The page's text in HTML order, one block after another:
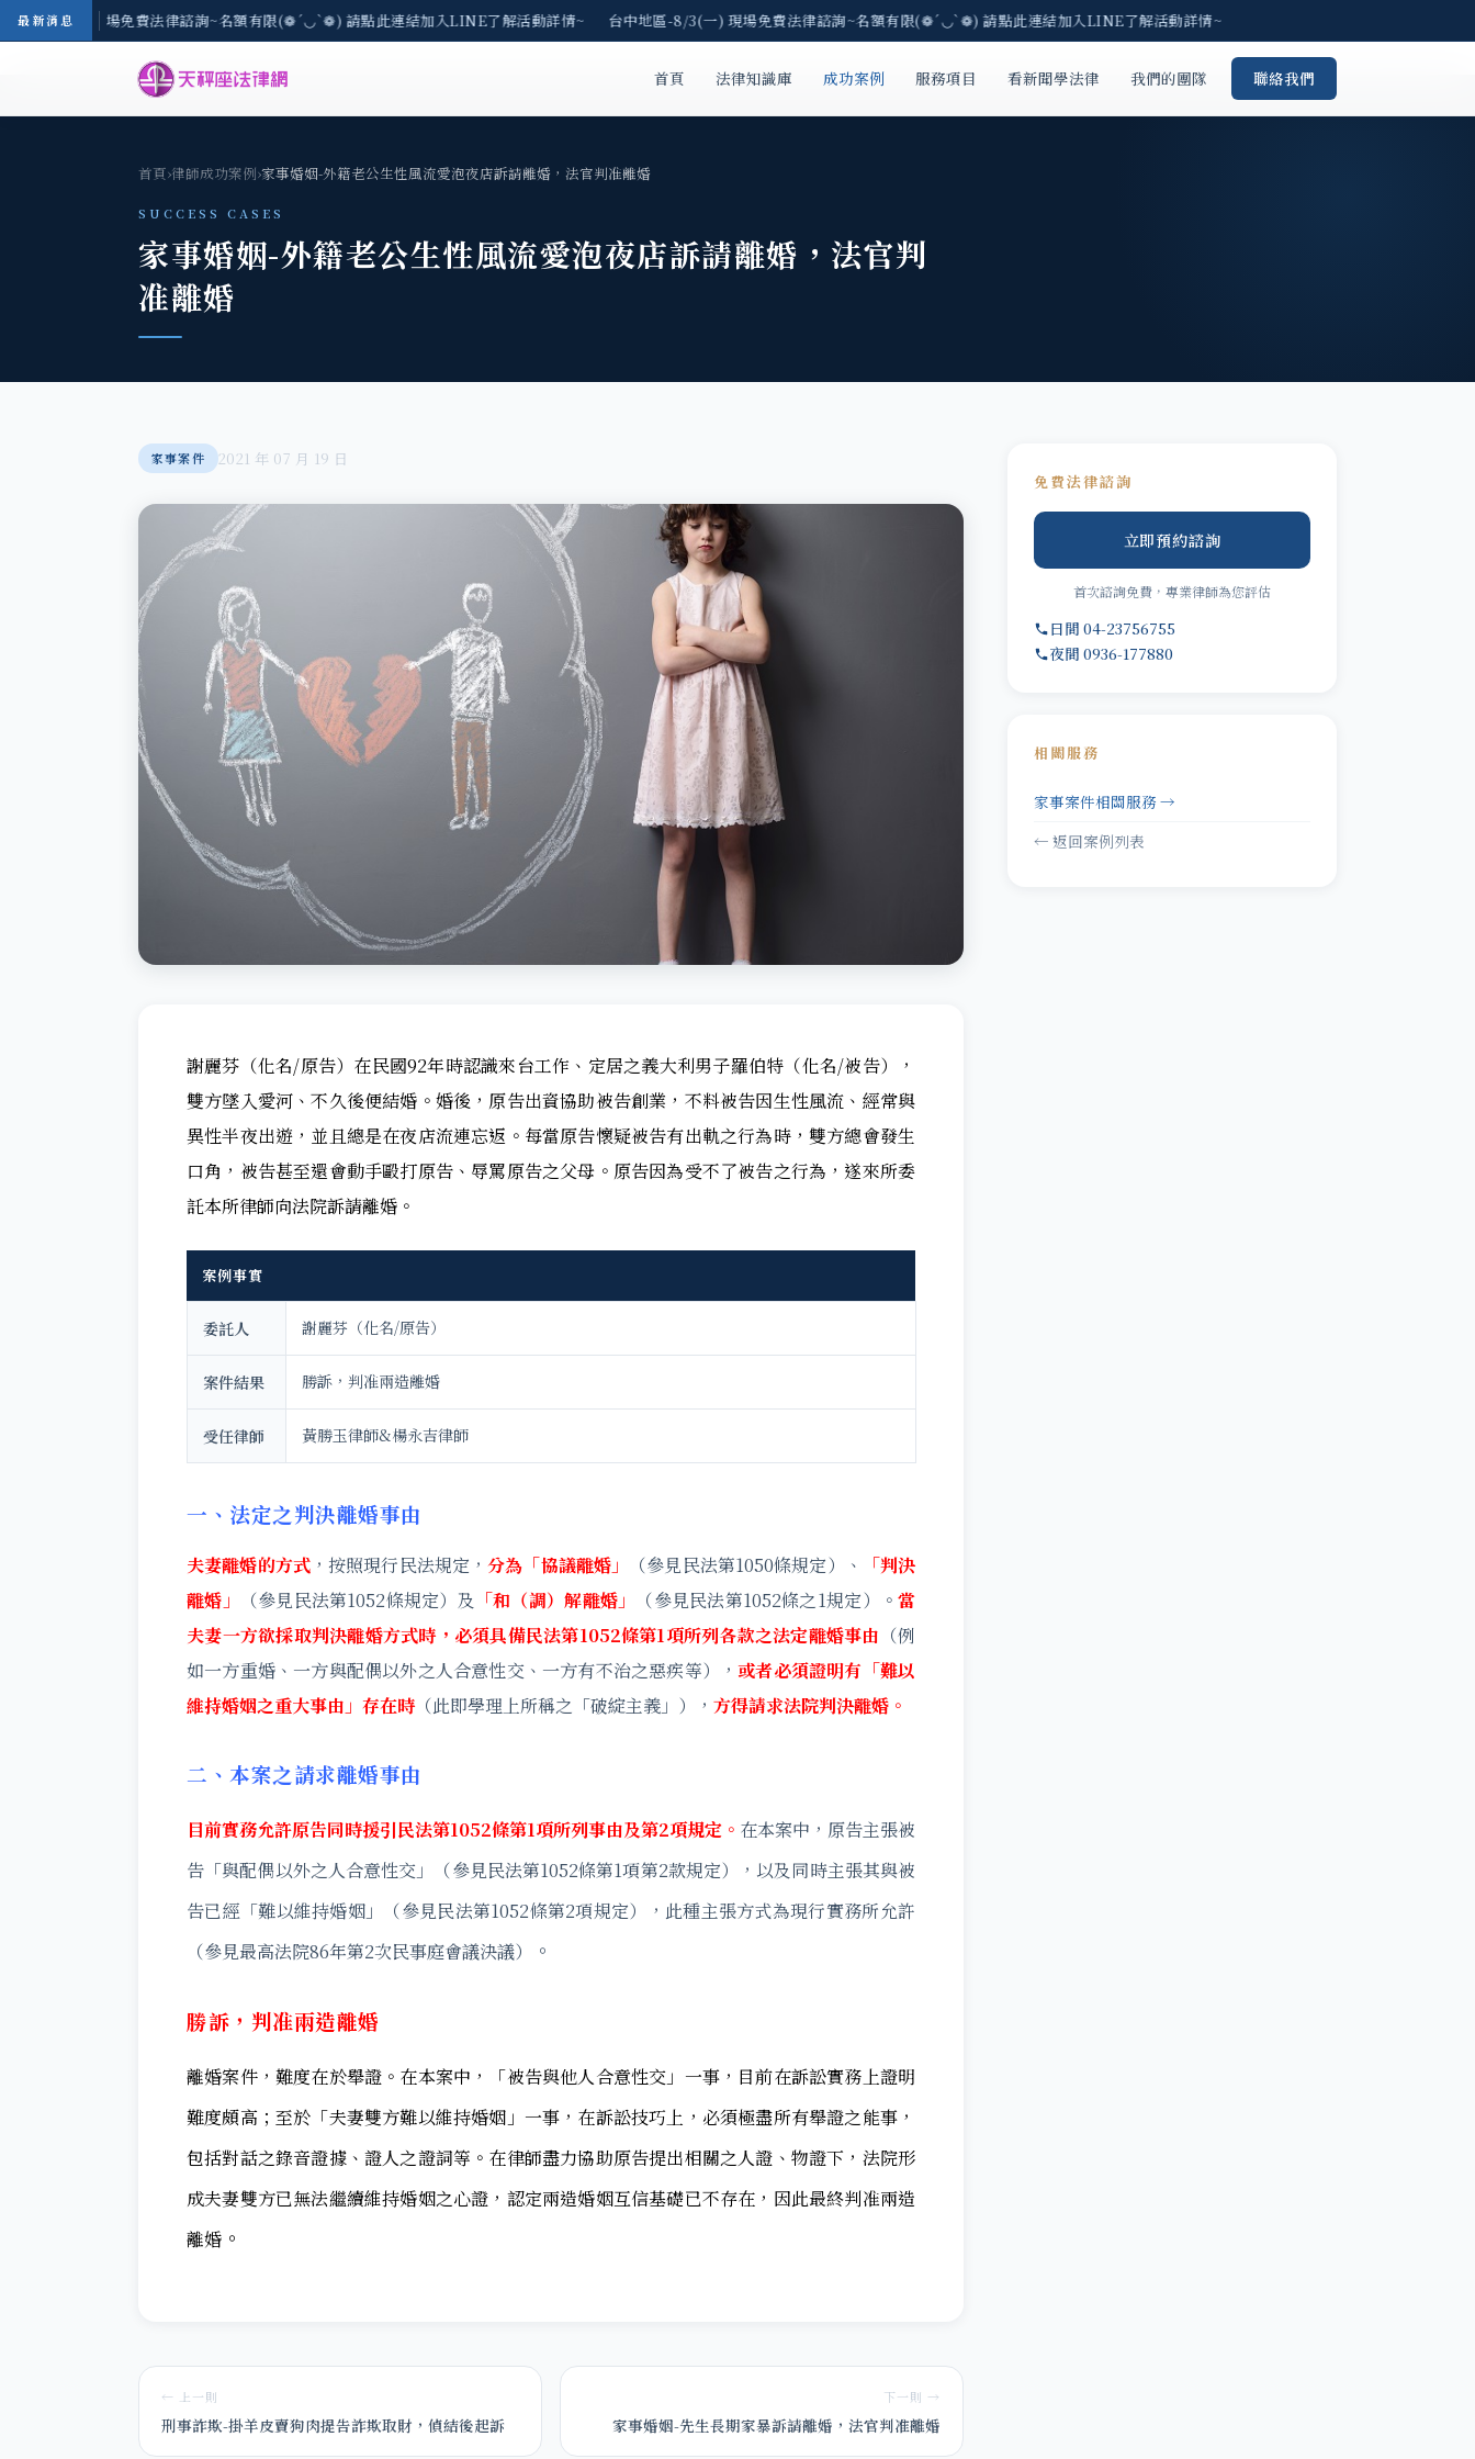
最新消息
-8/3(一) 現場免費法律諮詢~名額有限(❁´◡`❁) 請點此連結加入LINE了解活動詳情~ 台中地區-8/3(一) 現場免費法律諮詢~名額有限(❁´◡`❁) 請點此連結加入LINE了解活動詳情~
首頁 法律知識庫 成功案例 服務項目 看新聞學法律 我們的團隊 聯絡我們
首頁›律師成功案例›家事婚姻-外籍老公生性風流愛泡夜店訴請離婚，法官判准離婚
SUCCESS CASES
家事婚姻-外籍老公生性風流愛泡夜店訴請離婚，法官判
准離婚
家事案件 2021 年 07 月 19 日
謝麗芬（化名/原告）在民國92年時認識來台工作、定居之義大利男子羅伯特（化名/被告），
雙方墜入愛河、不久後便結婚。婚後，原告出資協助被告創業，不料被告因生性風流、經常與
異性半夜出遊，並且總是在夜店流連忘返。每當原告懷疑被告有出軌之行為時，雙方總會發生
口角，被告甚至還會動手毆打原告、辱罵原告之父母。原告因為受不了被告之行為，遂來所委
託本所律師向法院訴請離婚。
案例事實
委託人 謝麗芬（化名/原告）
案件結果 勝訴，判准兩造離婚
受任律師 黃勝玉律師&楊永吉律師
一、法定之判決離婚事由
夫妻離婚的方式，按照現行民法規定，分為「協議離婚」 （參見民法第1050條規定）、
「判決
離婚」
（參見民法第1052條規定）及 「和（調）解離婚」 （參見民法第1052條之1規定）。當
夫妻一方欲採取判決離婚方式時，必須具備民法第1052條第1項所列各款之法定離婚事由 （例
如一方重婚、一方與配偶以外之人合意性交、一方有不治之惡疾等），或者必須證明有「難以
維持婚姻之重大事由」存在時（此即學理上所稱之「破綻主義」）， 方得請求法院判決離婚。
二、本案之請求離婚事由
目前實務允許原告同時援引民法第1052條第1項所列事由及第2項規定。 在本案中，原告主張被
告「與配偶以外之人合意性交」（參見民法第1052條第1項第2款規定），以及同時主張其與被
告已經「難以維持婚姻」（參見民法第1052條第2項規定），此種主張方式為現行實務所允許
（參見最高法院86年第2次民事庭會議決議）
。
勝訴，判准兩造離婚
離婚案件，難度在於舉證。在本案中，「被告與他人合意性交」一事，目前在訴訟實務上證明
難度頗高；至於「夫妻雙方難以維持婚姻」一事，在訴訟技巧上，必須極盡所有舉證之能事，
包括對話之錄音證據、證人之證詞等。在律師盡力協助原告提出相關之人證、物證下，法院形
成夫妻雙方已無法繼續維持婚姻之心證，認定兩造婚姻互信基礎已不存在，因此最終判准兩造
離婚 。
← 上一則
刑事詐欺-掛羊皮賣狗肉提告詐欺取財，偵結後起訴
下一則 →
家事婚姻-先生長期家暴訴請離婚，法官判准離婚
免費法律諮詢
立即預約諮詢
首次諮詢免費，專業律師為您評估
日間 04-23756755
夜間 0936-177880
相關服務
家事案件相關服務 →
← 返回案例列表